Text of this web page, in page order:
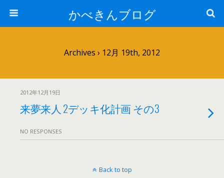
かべきんブログ
Archives › 12月 19th, 2012
2012年12月19日
来夢来人 2デッキ化計画 その3
NO RESPONSES
Back to top